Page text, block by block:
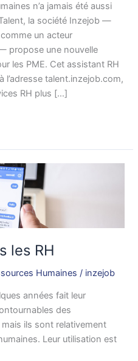
n’a jamais été aussi
la société Inzejob —
un acteur
propose une nouvelle
les PME. Cet assistant RH
l’adresse talent.inzejob.com,
RH plus […]
les RH
Humaines / inzejob
années fait leur
des
ils sont relativement
Leur utilisation est